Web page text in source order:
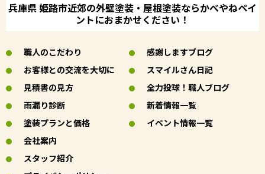
兵庫県 姫路市近郊の外壁塗装・屋根塗装ならかべやねペイ
ントにおまかせください！
職人のこだわり
お客様との交流を大切に
見積書の見方
雨漏り診断
塗装プランと価格
感謝しますブログ
スマイルさん日記
全力投球！職人ブログ
新着情報一覧
イベント情報一覧
会社案内
スタッフ紹介